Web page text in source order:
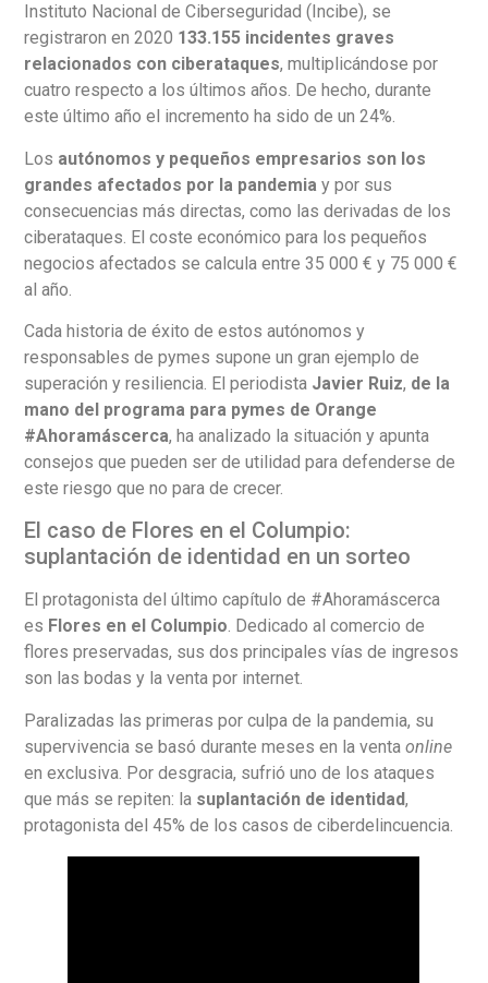
Instituto Nacional de Ciberseguridad (Incibe), se
registraron en 2020 133.155 incidentes graves
relacionados con ciberataques, multiplicándose por
cuatro respecto a los últimos años. De hecho, durante
este último año el incremento ha sido de un 24%.
Los autónomos y pequeños empresarios son los
grandes afectados por la pandemia y por sus
consecuencias más directas, como las derivadas de los
ciberataques. El coste económico para los pequeños
negocios afectados se calcula entre 35 000 € y 75 000 €
al año.
Cada historia de éxito de estos autónomos y
responsables de pymes supone un gran ejemplo de
superación y resiliencia. El periodista Javier Ruiz, de la
mano del programa para pymes de Orange
#Ahoramáscerca, ha analizado la situación y apunta
consejos que pueden ser de utilidad para defenderse de
este riesgo que no para de crecer.
El caso de Flores en el Columpio:
suplantación de identidad en un sorteo
El protagonista del último capítulo de #Ahoramáscerca
es Flores en el Columpio. Dedicado al comercio de
flores preservadas, sus dos principales vías de ingresos
son las bodas y la venta por internet.
Paralizadas las primeras por culpa de la pandemia, su
supervivencia se basó durante meses en la venta online
en exclusiva. Por desgracia, sufrió uno de los ataques
que más se repiten: la suplantación de identidad,
protagonista del 45% de los casos de ciberdelincuencia.